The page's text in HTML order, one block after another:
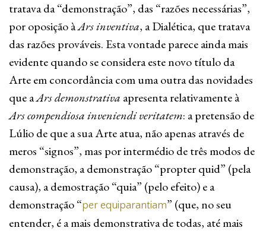
tratava da “demonstração”, das “razões necessárias”,
por oposição àArs inventiva, a Dialética, que tratava
das razões prováveis. Esta vontade parece ainda mais
evidente quando se considera este novo título da
Arte em concordância com uma outra das novidades
que aArs demonstrativa apresenta relativamente à
Ars compendiosa inveniendi veritatem: a pretensão de
Lúlio de que a sua Arte atua, não apenas através de
meros “signos”, mas por intermédio de três modos de
demonstração, a demonstração “propter quid” (pela
causa), a demostração “quia” (pelo efeito) e a
demonstração “per equiparantiam” (que, no seu
entender, é a mais demonstrativa de todas, até mais